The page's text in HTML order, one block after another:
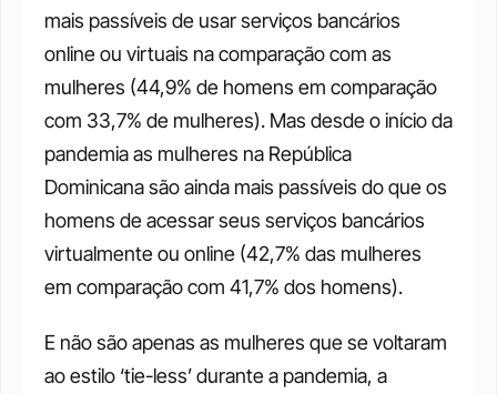
mais passíveis de usar serviços bancários
online ou virtuais na comparação com as
mulheres (44,9% de homens em comparação
com 33,7% de mulheres). Mas desde o início da
pandemia as mulheres na República
Dominicana são ainda mais passíveis do que os
homens de acessar seus serviços bancários
virtualmente ou online (42,7% das mulheres
em comparação com 41,7% dos homens).
E não são apenas as mulheres que se voltaram
ao estilo ‘tie-less’ durante a pandemia, a